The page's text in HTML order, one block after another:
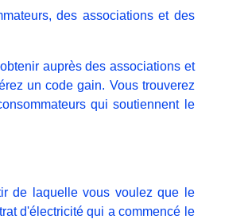
des associations et des
auprès des associations et
un code gain. Vous trouverez
qui soutiennent le
de laquelle vous voulez que le
d'électricité qui a commencé le